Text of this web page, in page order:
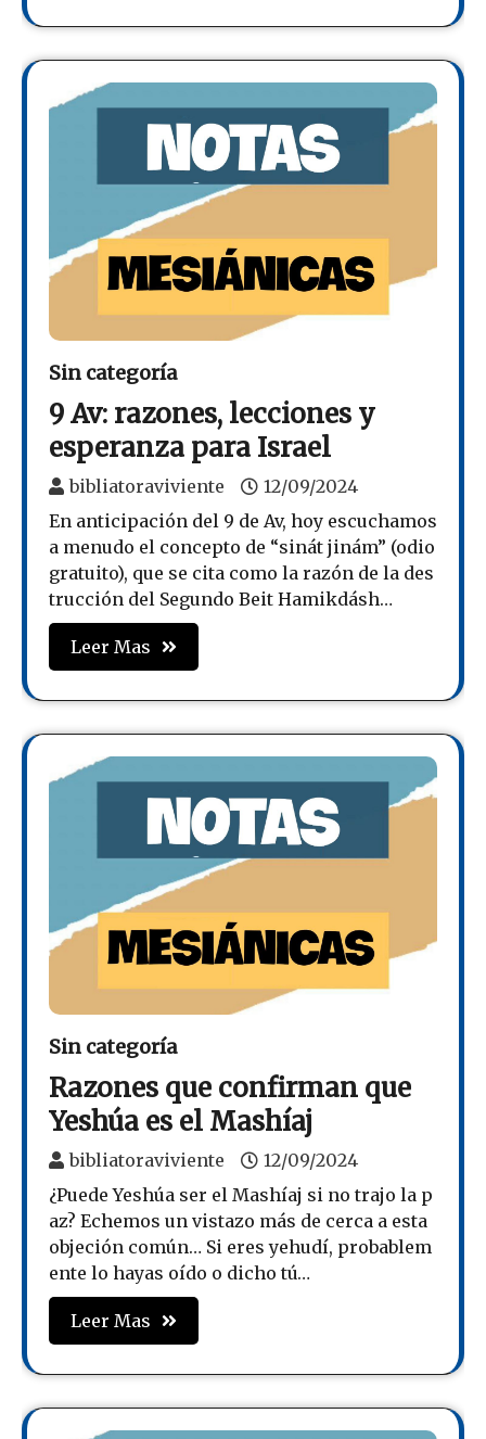
Sin categoría
9 Av: razones, lecciones y
esperanza para Israel
bibliatoraviviente
12/09/2024
En anticipación del 9 de Av, hoy escuchamos
a menudo el concepto de “sinát jinám” (odio
gratuito), que se cita como la razón de la des
trucción del Segundo Beit Hamikdásh…
Leer Mas
Sin categoría
Razones que confirman que
Yeshúa es el Mashíaj
bibliatoraviviente
12/09/2024
¿Puede Yeshúa ser el Mashíaj si no trajo la p
az? Echemos un vistazo más de cerca a esta
objeción común… Si eres yehudí, probablem
ente lo hayas oído o dicho tú…
Leer Mas